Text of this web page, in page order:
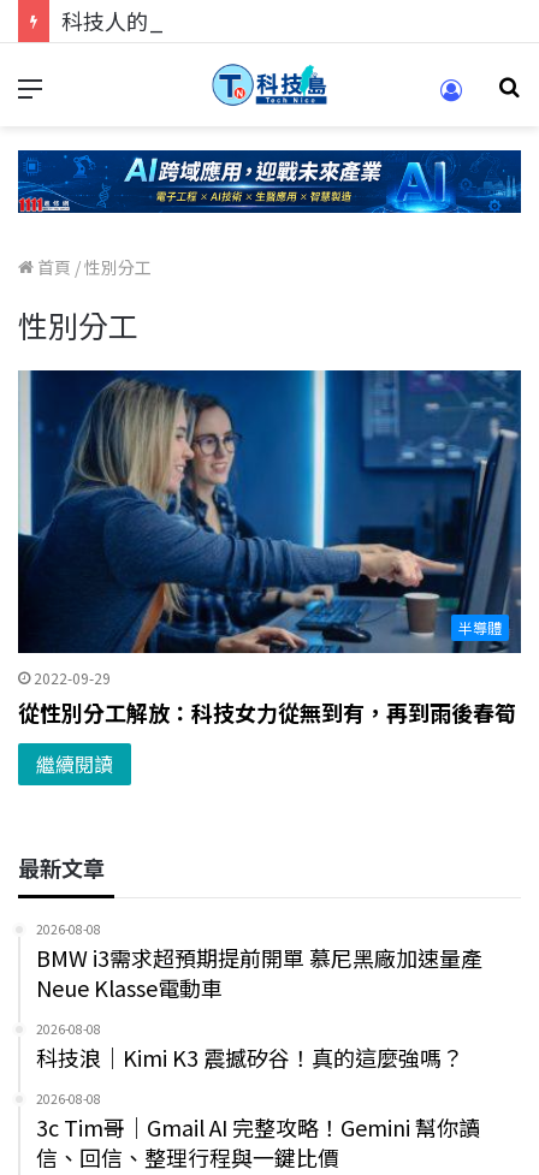
首頁 /性別分工
性別分工
半導體
2022-09-29
從性別分工解放：科技女力從無到有，再到雨後春筍
繼續閱讀
最新文章
2026-08-08
BMW i3需求超預期提前開單 慕尼黑廠加速量產
Neue Klasse電動車
2026-08-08
科技浪｜Kimi K3 震撼矽谷！真的這麼強嗎？
2026-08-08
3c Tim哥｜Gmail AI 完整攻略！Gemini 幫你讀
信、回信、整理行程與一鍵比價